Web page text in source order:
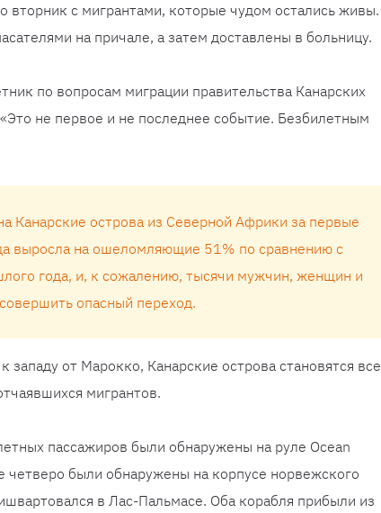
вторник с мигрантами, которые чудом остались живы.
на причале, а затем доставлены в больницу.
по вопросам миграции правительства Канарских
не первое и не последнее событие. Безбилетным
Канарские острова из Северной Африки за первые
выросла на ошеломляющие 51% по сравнению с
года, и, к сожалению, тысячи мужчин, женщин и
опасный переход.
от Марокко, Канарские острова становятся все
мигрантов.
пассажиров были обнаружены на руле Ocean
были обнаружены на корпусе норвежского
в Лас-Пальмасе. Оба корабля прибыли из